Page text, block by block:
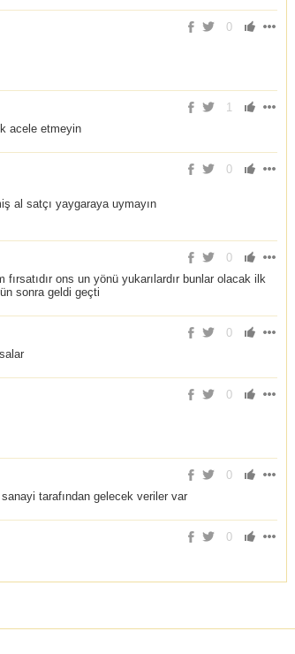
0
1
acele etmeyin
0
al satçı yaygaraya uymayın
0
ons un yönü yukarılardır bunlar olacak ilk
sonra geldi geçti
0
0
0
tarafından gelecek veriler var
0